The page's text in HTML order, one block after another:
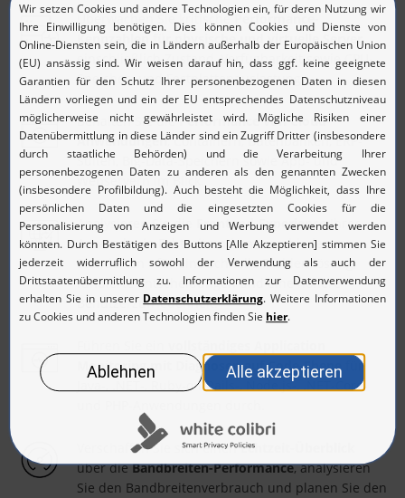
Überwachen Sie kritischePerformance-
Kennzahlen für physische und virtuelle Server,
einschließlich Zustand, Verfügbarkeit sowie CPU-,
Speicher- und Festplattenauslastung.
Behalten Sie diePerformance von Cloud-
Anwendungen, Containern, Datenbanken, ERP-
Suiten, Big-Data-Speichern sowie App- und
Webservern im Blick.
Analysieren Sie die Frontend-ExperienceIhrer
Anwender in Echtzeit und an verschiedenen
Standorten - für eine schnelle Problemlösung,
fundierte Entscheidungen und eine höhere
Benutzerzufriedenheit.
Monitoring mit Diagnosen auf Code-Ebene für
Java-, .NET-, Ruby-on-Rails-, Node.js-, .NET-Core-
Verschaffen Sie sich einenEchtzeit-Überblick
über dieBandbreiten-Performance, analysieren
Sie den Bandbreitenverbrauch und planen Sie den